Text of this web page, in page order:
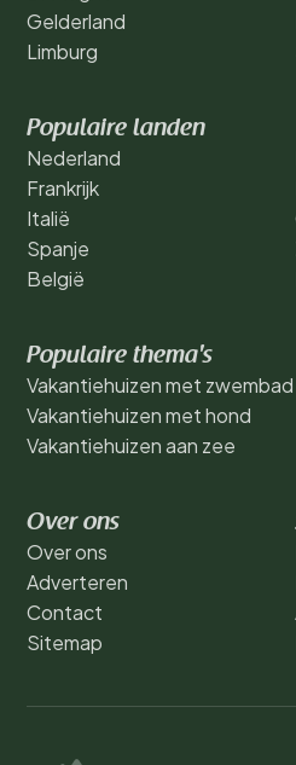
Gelderland
Limburg
Populaire landen
Nederland
Frankrijk
Italië
Spanje
België
Populaire thema's
Vakantiehuizen met zwembad
Vakantiehuizen met hond
Vakantiehuizen aan zee
Over ons
Over ons
Adverteren
Contact
Sitemap